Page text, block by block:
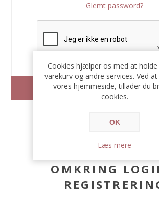
Glemt password?
OMKRING
Cookies hjælper os med at holde
varekurv og andre services. Ved
vores hjemmeside, tillader du
cookies.
OK
Læs mere